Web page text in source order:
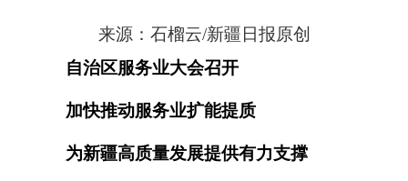
来源：石榴云/新疆日报原创
自治区服务业大会召开
加快推动服务业扩能提质
为新疆高质量发展提供有力支撑